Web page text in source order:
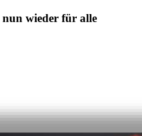
nun wieder für alle